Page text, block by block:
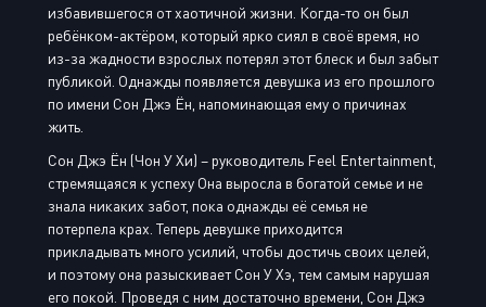
избавившегося от хаотичной жизни. Когда-то он был
ребёнком-актёром, который ярко сиял в своё время, но
из-за жадности взрослых потерял этот блеск и был забыт
публикой. Однажды появляется девушка из его прошлого
по имени Сон Джэ Ён, напоминающая ему о причинах
жить.
Сон Джэ Ён (Чон У Хи) – руководитель Feel Entertainment,
стремящаяся к успеху Она выросла в богатой семье и не
знала никаких забот, пока однажды её семья не
потерпела крах. Теперь девушке приходится
прикладывать много усилий, чтобы достичь своих целей,
и поэтому она разыскивает Сон У Хэ, тем самым нарушая
его покой. Проведя с ним достаточно времени, Сон Джэ